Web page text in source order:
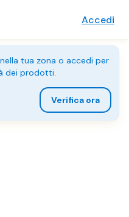
Accedi
tua zona o accedi per
dei prodotti.
Verifica ora